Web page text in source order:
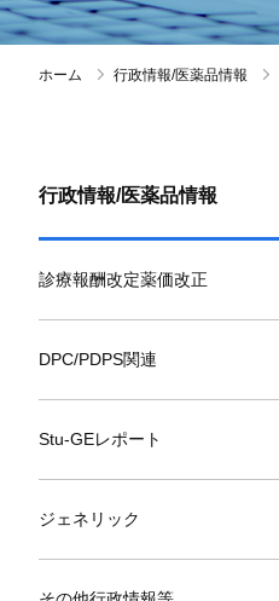
ホーム 行政情報/医薬品情報
行政情報/医薬品情報
診療報酬改定薬価改正
DPC/PDPS関連
Stu-GEレポート
ジェネリック